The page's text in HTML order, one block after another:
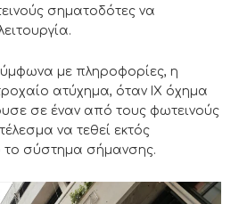
σηματοδότες να
με πληροφορίες, η
ατύχημα, όταν ΙΧ όχημα
σε έναν από τους φωτεινούς
να τεθεί εκτός
το σύστημα σήμανσης.